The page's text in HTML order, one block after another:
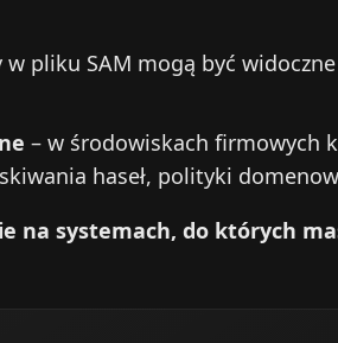
w pliku SAM mogą być
– w środowiskach firmowych
haseł, polityki
na systemach, do których